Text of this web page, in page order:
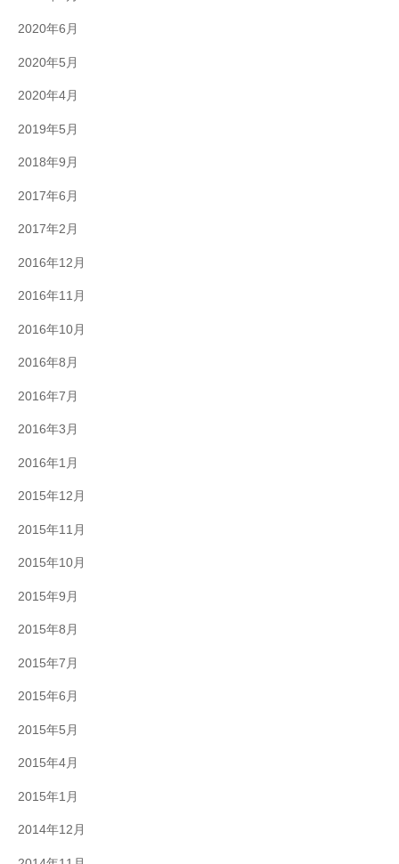
2020年6月
2020年5月
2020年4月
2019年5月
2018年9月
2017年6月
2017年2月
2016年12月
2016年11月
2016年10月
2016年8月
2016年7月
2016年3月
2016年1月
2015年12月
2015年11月
2015年10月
2015年9月
2015年8月
2015年7月
2015年6月
2015年5月
2015年4月
2015年1月
2014年12月